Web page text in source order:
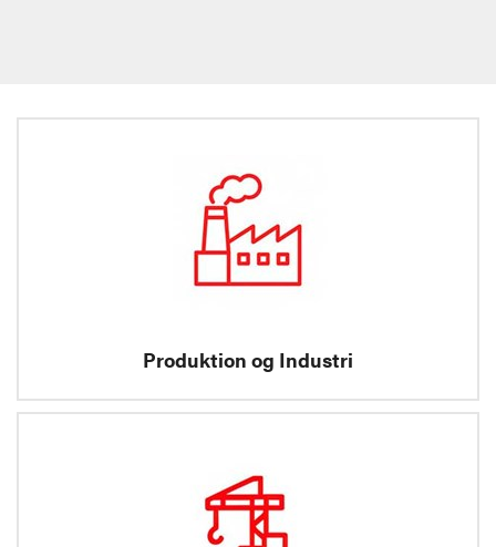
Produktion og Industri